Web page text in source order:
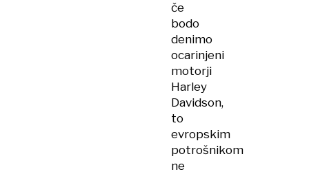
če
bodo
denimo
ocarinjeni
motorji
Harley
Davidson,
to
evropskim
potrošnikom
ne